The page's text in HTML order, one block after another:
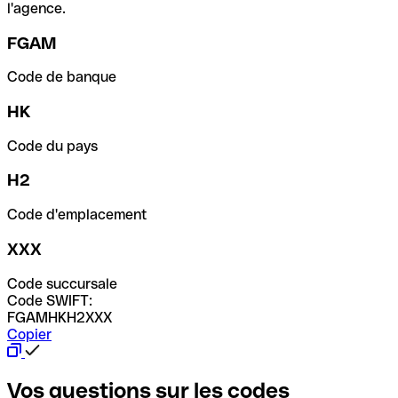
l'agence.
FGAM
Code de banque
HK
Code du pays
H2
Code d'emplacement
XXX
Code succursale
Code SWIFT:
FGAMHKH2XXX
Copier
Vos questions sur les codes